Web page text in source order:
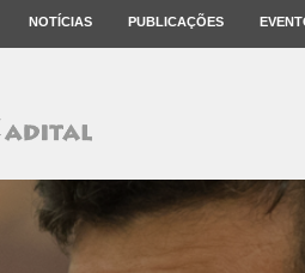
NOTÍCIAS PUBLICAÇÕES